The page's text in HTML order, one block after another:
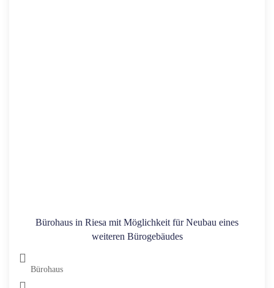
Bürohaus in Riesa mit Möglichkeit für Neubau eines
weiteren Bürogebäudes
Bürohaus